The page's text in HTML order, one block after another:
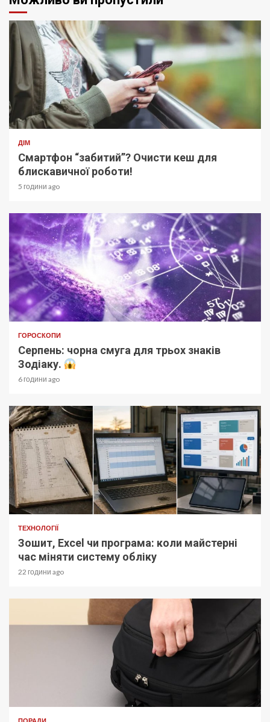
ДІМ
Смартфон “забитий”? Очисти кеш для
блискавичної роботи!
5 години ago
ГОРОСКОПИ
Серпень: чорна смуга для трьох знаків
Зодіаку.
6 години ago
ТЕХНОЛОГІЇ
Зошит, Excel чи програма: коли майстерні
час міняти систему обліку
22 години ago